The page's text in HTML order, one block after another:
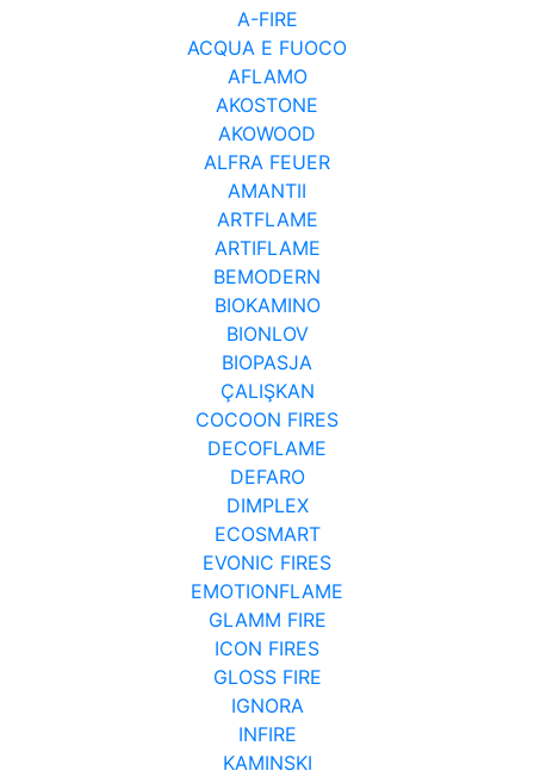
A-FIRE
ACQUA E FUOCO
AFLAMO
AKOSTONE
AKOWOOD
ALFRA FEUER
AMANTII
ARTFLAME
ARTIFLAME
BEMODERN
BIOKAMINO
BIONLOV
BIOPASJA
ÇALIŞKAN
COCOON FIRES
DECOFLAME
DEFARO
DIMPLEX
ECOSMART
EVONIC FIRES
EMOTIONFLAME
GLAMM FIRE
ICON FIRES
GLOSS FIRE
IGNORA
INFIRE
KAMINSKI